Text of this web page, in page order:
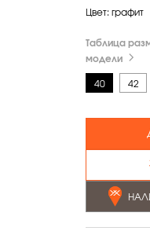
Цвет: графит
Таблица
модели
40 42